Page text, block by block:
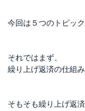
今回は５つのトピッ
それではまず、
繰り上げ返済の仕組
そもそも繰り上げ返